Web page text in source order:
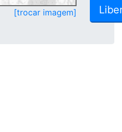
[trocar imagem]